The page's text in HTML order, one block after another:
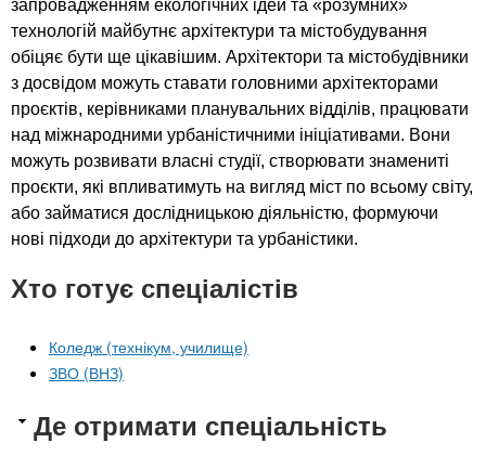
запровадженням екологічних ідей та «розумних»
технологій майбутнє архітектури та містобудування
обіцяє бути ще цікавішим. Архітектори та містобудівники
з досвідом можуть ставати головними архітекторами
проєктів, керівниками планувальних відділів, працювати
над міжнародними урбаністичними ініціативами. Вони
можуть розвивати власні студії, створювати знамениті
проєкти, які впливатимуть на вигляд міст по всьому світу,
або займатися дослідницькою діяльністю, формуючи
нові підходи до архітектури та урбаністики.
Хто готує спеціалістів
Коледж (технікум, училище)
ЗВО (ВНЗ)
Де отримати спеціальність